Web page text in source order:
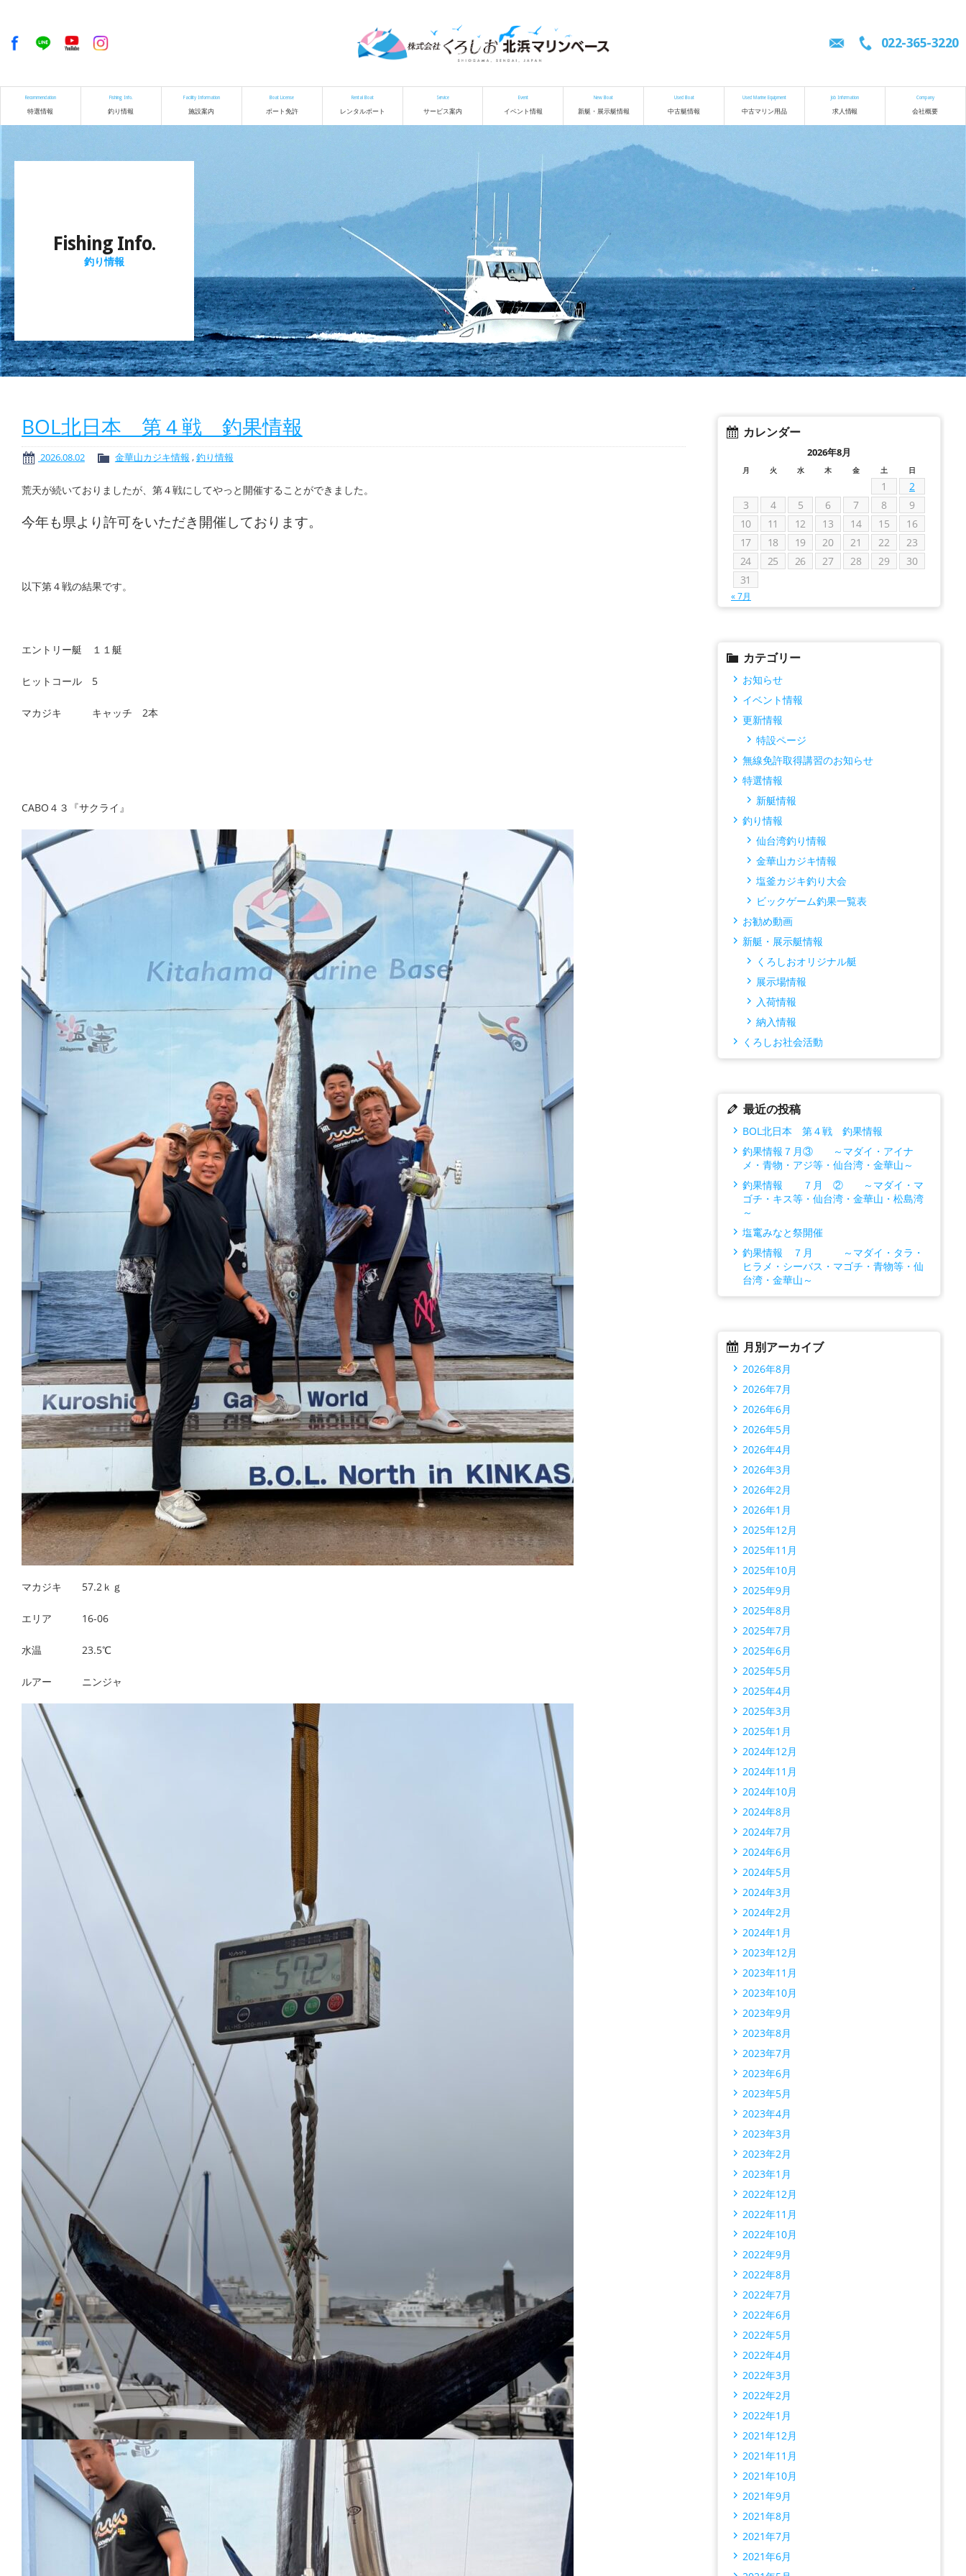
022-365-3220
Recommendation
特選情報
Fishing Info.
釣り情報
Facility Information
施設案内
Boat License
ボート免許
Rental Boat
レンタルボート
Service
サービス案内
Event
イベント情報
New Boat
新艇・展示艇情報
Used Boat
中古艇情報
Used Marine Equipment
中古マリン用品
Job Information
求人情報
Company
会社概要
Fishing Info.
釣り情報
BOL北日本 第４戦 釣果情報
2026.08.02 金華山カジキ情報 ,釣り情報
荒天が続いておりましたが、第４戦にしてやっと開催することができました。
今年も県より許可をいただき開催しております。
以下第４戦の結果です。
エントリー艇 １１艇
ヒットコール 5
マカジキ キャッチ 2本
CABO４３『サクライ』
マカジキ 57.2ｋｇ
エリア 16-06
水温 23.5℃
ルアー ニンジャ
カレンダー
2026年8月
月 火 水 木 金 土 日
1
2
3
4 5 6 7 8
9
10
11 12 13 14 15
16
17
18 19 20 21 22
23
24
25 26 27 28 29
30
31
« 7月
カテゴリー
お知らせ
イベント情報
更新情報
特設ページ
無線免許取得講習のお知らせ
特選情報
新艇情報
釣り情報
仙台湾釣り情報
金華山カジキ情報
塩釜カジキ釣り大会
ビックゲーム釣果一覧表
お勧め動画
新艇・展示艇情報
くろしおオリジナル艇
展示場情報
入荷情報
納入情報
くろしお社会活動
最近の投稿
BOL北日本 第４戦 釣果情報
釣果情報７月③ ～マダイ・アイナ
メ・青物・アジ等・仙台湾・金華山～
釣果情報 ７月 ② ～マダイ・マ
ゴチ・キス等・仙台湾・金華山・松島湾
～
塩竃みなと祭開催
釣果情報 ７月 ～マダイ・タラ・
ヒラメ・シーバス・マゴチ・青物等・仙
台湾・金華山～
月別アーカイブ
2026年8月
2026年7月
2026年6月
2026年5月
2026年4月
2026年3月
2026年2月
2026年1月
2025年12月
2025年11月
2025年10月
2025年9月
2025年8月
2025年7月
2025年6月
2025年5月
2025年4月
2025年3月
2025年1月
2024年12月
2024年11月
2024年10月
2024年8月
2024年7月
2024年6月
2024年5月
2024年3月
2024年2月
2024年1月
2023年12月
2023年11月
2023年10月
2023年9月
2023年8月
2023年7月
2023年6月
2023年5月
2023年4月
2023年3月
2023年2月
2023年1月
2022年12月
2022年11月
2022年10月
2022年9月
2022年8月
2022年7月
2022年6月
2022年5月
2022年4月
2022年3月
2022年2月
2022年1月
2021年12月
2021年11月
2021年10月
2021年9月
2021年8月
2021年7月
2021年6月